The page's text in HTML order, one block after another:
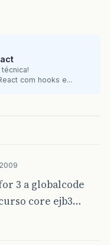
com hooks e...
3 a globalcode
core ejb3…